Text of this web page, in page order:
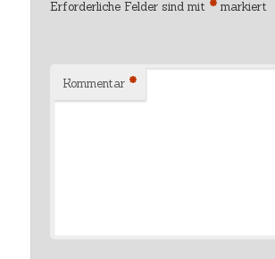
Erforderliche Felder sind mit * markiert
Kommentar *